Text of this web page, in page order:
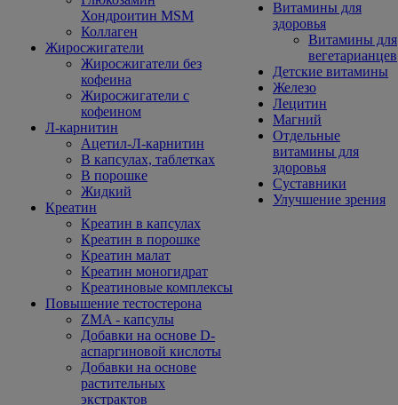
Хондроитин MSM
Коллаген
Жиросжигатели
Жиросжигатели без
кофеина
Жиросжигатели с
кофеином
Л-карнитин
Ацетил-Л-карнитин
В капсулах, таблетках
В порошке
Жидкий
Креатин
Креатин в капсулах
Креатин в порошке
Креатин малат
Креатин моногидрат
Креатиновые комплексы
Повышение тестостерона
ZMA - капсулы
Добавки на основе D-
аспаргиновой кислоты
Добавки на основе
растительных
экстрактов
Витамины для
здоровья
Витамины для
вегетарианцев
Детские витамины
Железо
Лецитин
Магний
Отдельные
витамины для
здоровья
Суставники
Улучшение зрения